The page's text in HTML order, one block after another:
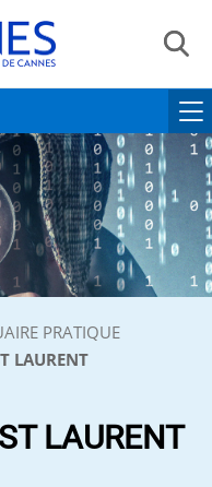
PRATIQUE
LAURENT
LAURENT